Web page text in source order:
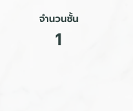
จำนวนชั้น
1